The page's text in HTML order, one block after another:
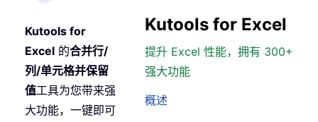
Kutools for Excel
提升 Excel 性能，拥有 300+
强大功能
概述
Kutools for
Excel 的合并行/
列/单元格并保留
值工具为您带来强
大功能，一键即可